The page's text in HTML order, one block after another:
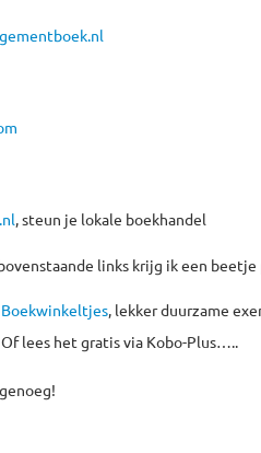
, steun je lokale boekhandel
links krijg ik een
Boekwinkeltjes, lekker duurzame
Of lees het gratis via Kobo-Plus…..